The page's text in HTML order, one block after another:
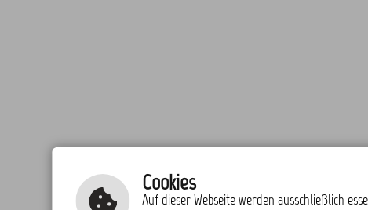
Cookies
Auf dieser Webseite werden ausschließlich